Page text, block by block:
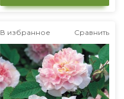
В избранное Сравнить